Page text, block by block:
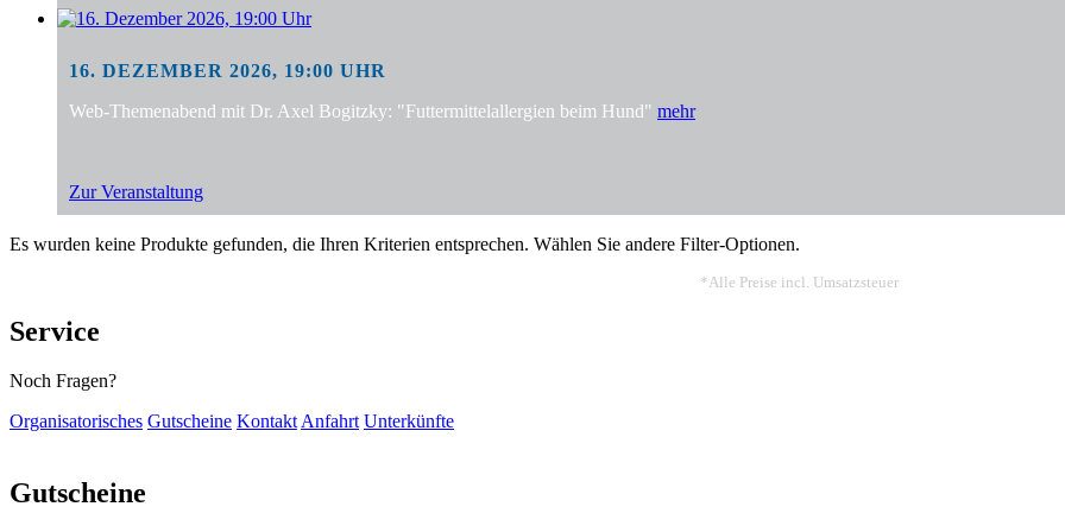
16. DEZEMBER 2026, 19:00 UHR
Web-Themenabend mit Dr. Axel Bogitzky: "Futtermittelallergien beim Hund" mehr
Zur Veranstaltung
Es wurden keine Produkte gefunden, die Ihren Kriterien entsprechen. Wählen Sie andere Filter-Optionen.
*Alle Preise incl. Umsatzsteuer
Service
Noch Fragen?
Organisatorisches Gutscheine KontaktAnfahrt Unterkünfte
Gutscheine